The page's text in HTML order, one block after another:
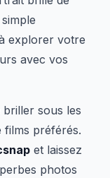
explorer votre
avec vos
briller sous les
films préférés.
et laissez
photos